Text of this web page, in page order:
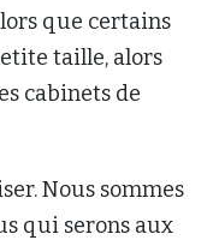
que certains
taille, alors
cabinets de
Nous sommes
qui serons aux